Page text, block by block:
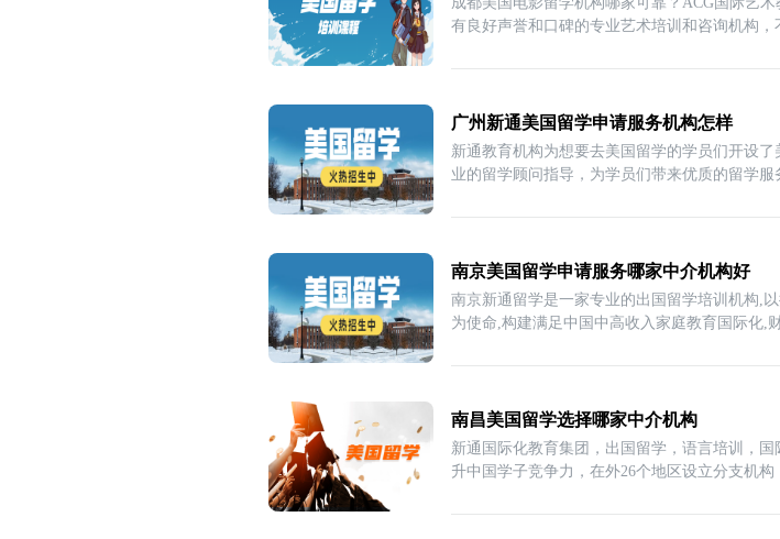
有良好声誉和口碑的专业艺术培训和咨询机构
广州新通美国留学申请服务机构怎样
新通教育机构为想要去美国留学的学员们开设
业的留学顾问指导，为学员们带来优质的留学
南京美国留学申请服务哪家中介机构好
南京新通留学是一家专业的出国留学培训机构,
为使命,构建满足中国中高收入家庭教育国际化,
南昌美国留学选择哪家中介机构
新通国际化教育集团，出国留学，语言培训，
升中国学子竞争力，在外26个地区设立分支机